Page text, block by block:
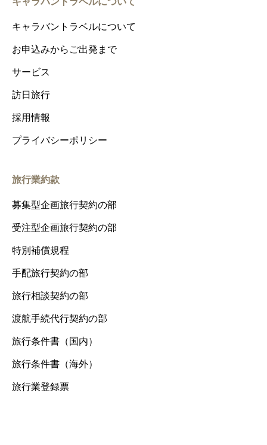
キャラバントラベルについて
お申込みからご出発まで
サービス
訪日旅行
採用情報
プライバシーポリシー
旅行業約款
募集型企画旅行契約の部
受注型企画旅行契約の部
特別補償規程
手配旅行契約の部
旅行相談契約の部
渡航手続代行契約の部
旅行条件書（国内）
旅行条件書（海外）
旅行業登録票